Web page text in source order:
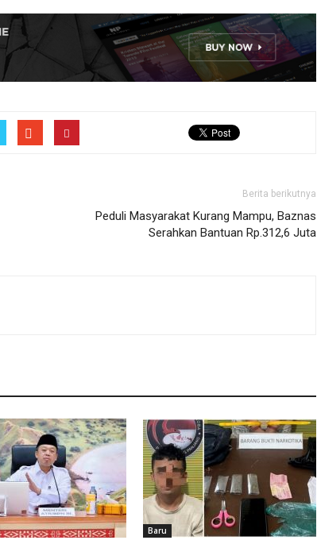
Berita berikutnya
Peduli Masyarakat Kurang Mampu, Baznas
Serahkan Bantuan Rp.312,6 Juta
Baru